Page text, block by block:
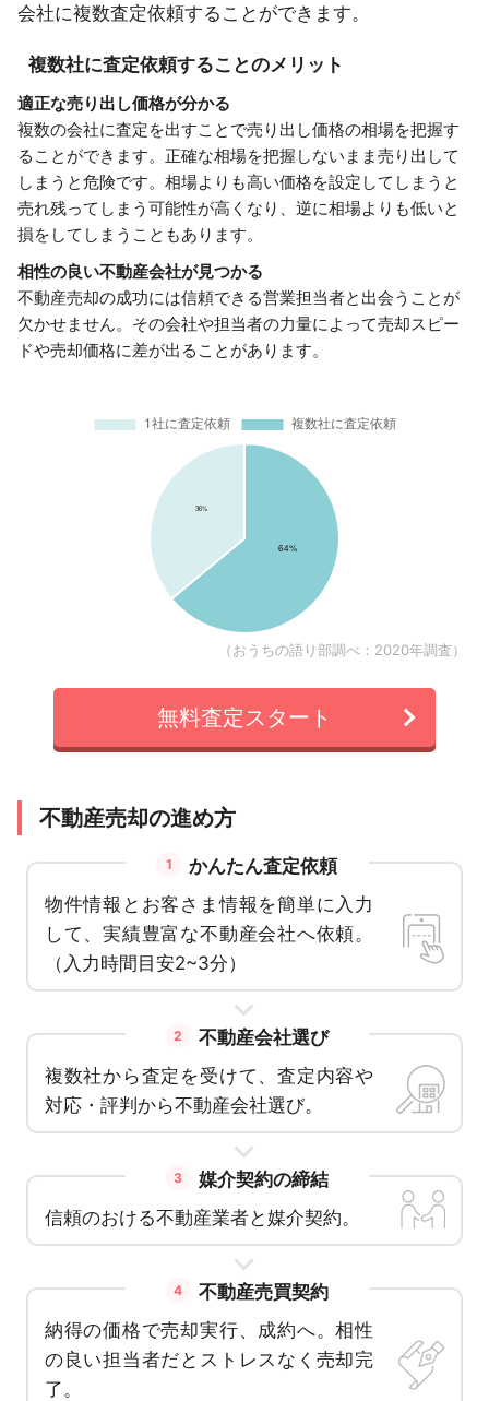
会社に複数査定依頼することができます。
複数社に査定依頼することのメリット
適正な売り出し価格が分かる
複数の会社に査定を出すことで売り出し価格の相場を把握す
ることができます。正確な相場を把握しないまま売り出して
しまうと危険です。相場よりも高い価格を設定してしまうと
売れ残ってしまう可能性が高くなり、逆に相場よりも低いと
損をしてしまうこともあります。
相性の良い不動産会社が見つかる
不動産売却の成功には信頼できる営業担当者と出会うことが
欠かせません。その会社や担当者の力量によって売却スピー
ドや売却価格に差が出ることがあります。
（おうちの語り部調べ：2020年調査）
無料査定スタート
不動産売却の進め方
1
かんたん査定依頼
物件情報とお客さま情報を簡単に入力
して、実績豊富な不動産会社へ依頼。
（入力時間目安2~3分）
2
不動産会社選び
複数社から査定を受けて、査定内容や
対応・評判から不動産会社選び。
3
媒介契約の締結
信頼のおける不動産業者と媒介契約。
4
不動産売買契約
納得の価格で売却実行、成約へ。相性
の良い担当者だとストレスなく売却完
了。